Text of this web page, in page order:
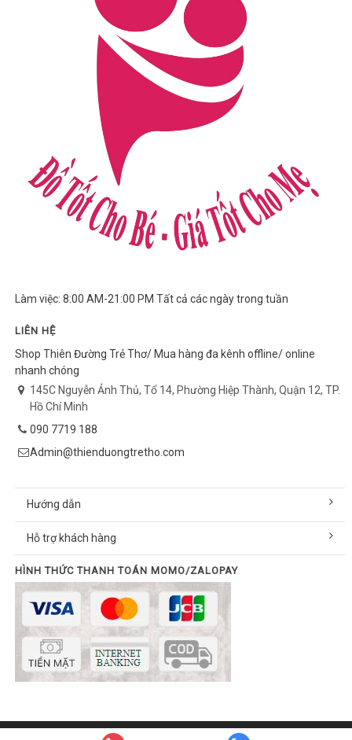
Làm việc: 8:00 AM-21:00 PM Tất cả các ngày trong tuần
LIÊN HỆ
Shop Thiên Đường Trẻ Thơ/ Mua hàng đa kênh offline/ online
nhanh chóng
145C Nguyễn Ảnh Thủ, Tổ 14, Phường Hiệp Thành, Quận 12, TP.
Hồ Chí Minh
090 7719 188
Admin@thienduongtretho.com
Hướng dẫn
Hỗ trợ khách hàng
HÌNH THỨC THANH TOÁN MOMO/ZALOPAY
© Bản quyền thuộc về thienduongtretho.com | Cung cấp bởi